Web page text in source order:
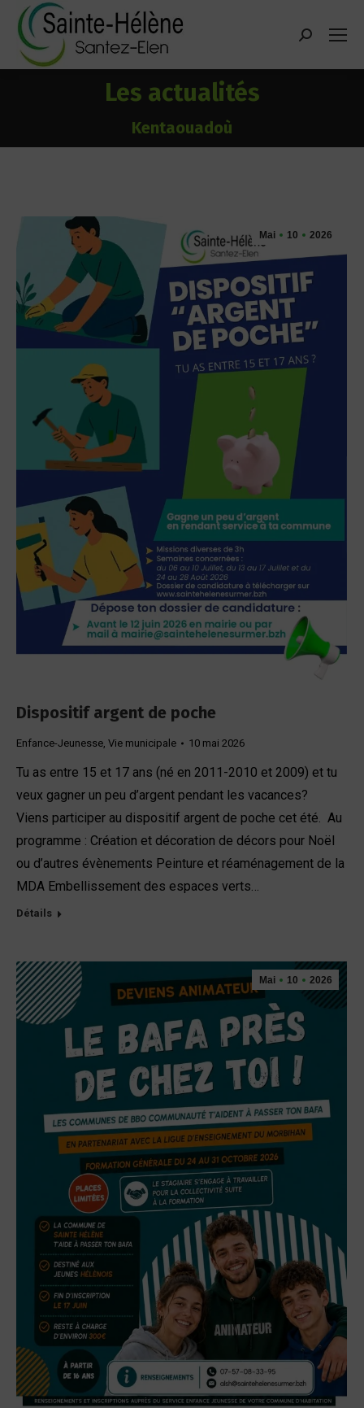
principal
Recherche
Les actualités
Kentaouadoù
Mai 10 2026
Dispositif argent de poche
Enfance-Jeunesse, Vie municipale 10 mai 2026
Tu as entre 15 et 17 ans (né en 2011-2010 et 2009) et tu
veux gagner un peu d’argent pendant les vacances?
Viens participer au dispositif argent de poche cet été. Au
programme : Création et décoration de décors pour Noël
ou d’autres évènements Peinture et réaménagement de la
MDA Embellissement des espaces verts…
Détails
Mai 10 2026